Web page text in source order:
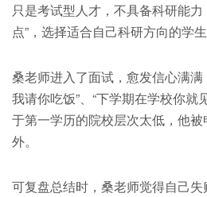
只是考试型人才，不具备科研能
点”，选择适合自己科研方向的学生
桑老师进入了面试，愈发信心满
我请你吃饭”、“下学期在学校你就
于第一学历的院校层次太低，他
外。
可复盘总结时，桑老师觉得自己失